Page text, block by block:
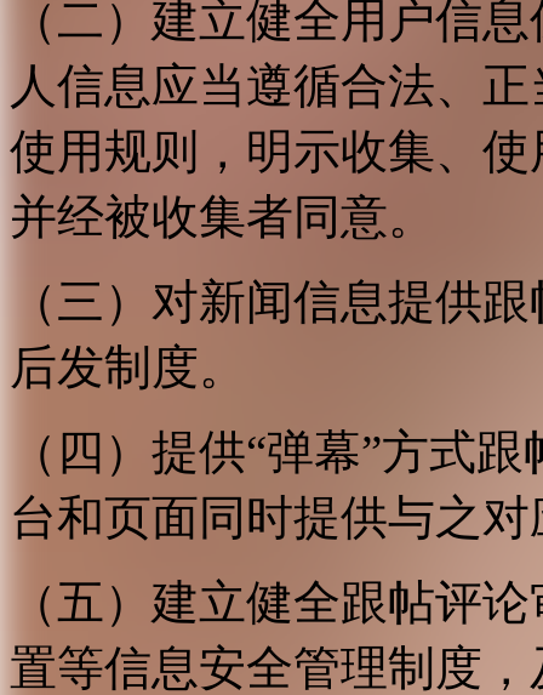
（二）建立健全用户信
人信息应当遵循合法、
使用规则，明示收集、
并经被收集者同意。
（三）对新闻信息提供
后发制度。
（四）提供“弹幕”方式
台和页面同时提供与之
（五）建立健全跟帖评
置等信息安全管理制度